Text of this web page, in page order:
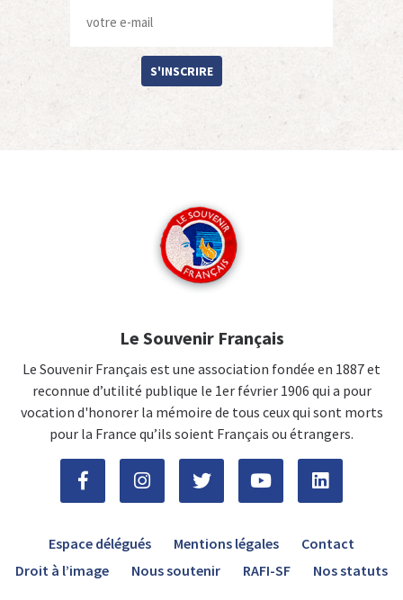
S'INSCRIRE
Le Souvenir Français
Le Souvenir Français est une association fondée en 1887 et
reconnue d’utilité publique le 1er février 1906 qui a pour
vocation d'honorer la mémoire de tous ceux qui sont morts
pour la France qu’ils soient Français ou étrangers.
Espace délégués Mentions légales
Contact
Droit à l’image
Nous soutenir RAFI-SF Nos statuts